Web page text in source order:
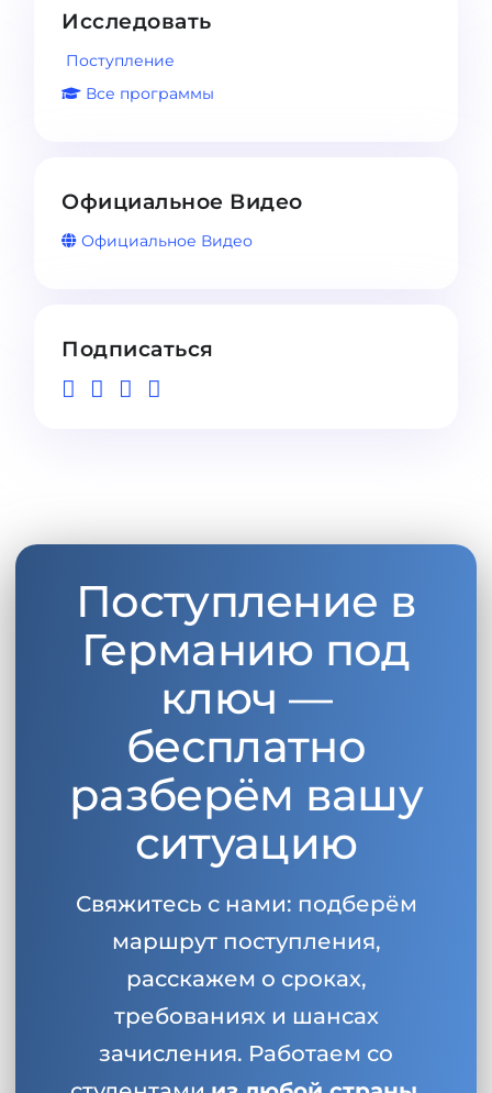
Исследовать
Поступление
Все программы
Официальное Видео
Официальное Видео
Подписаться
Поступление в
Германию под
ключ —
бесплатно
разберём вашу
ситуацию
Свяжитесь с нами: подберём
маршрут поступления,
расскажем о сроках,
требованиях и шансах
зачисления. Работаем со